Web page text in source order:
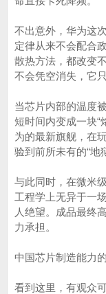
不出意外，华为这
定律从来不会配合
散热方法，都改变
不会凭空消失，它只
当芯片内部的温度
短时间内变成一块“
为的最新旗舰，在
验到前所未有的“地
与此同时，在微米
工程学上无异于一
人绝望。成品最终
力承担。
中国芯片制造能力
看到这里，有观众